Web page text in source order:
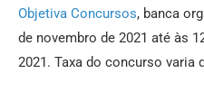
Objetiva Concursos, banca
de novembro de 2021 até às
2021. Taxa do concurso varia